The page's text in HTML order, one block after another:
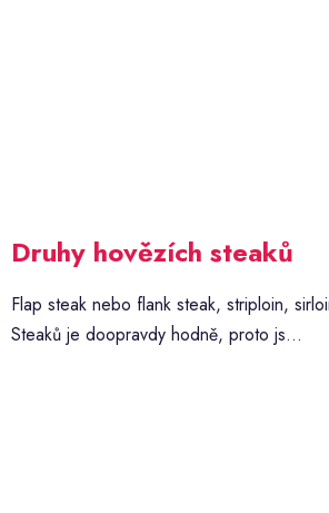
Druhy hovězích steaků
Flap steak nebo flank steak, striploin,
Steaků je doopravdy hodně, proto js...